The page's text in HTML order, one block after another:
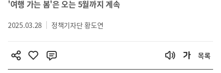
'여행 가는 봄'은 오는 5월까지 계속
2025.03.28 정책기자단 황도연
목록